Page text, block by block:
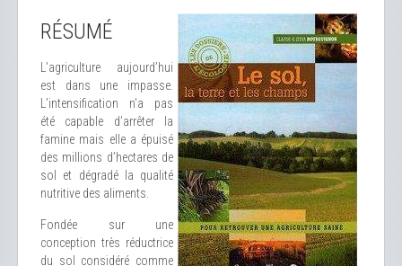
RÉSUMÉ
L’agriculture aujourd’hui
est dans une impasse.
L’intensification n’a pas
été capable d’arrêter la
famine mais elle a épuisé
des millions d’hectares de
sol et dégradé la qualité
nutritive des aliments.
Fondée sur une
conception très réductrice
du sol considéré comme